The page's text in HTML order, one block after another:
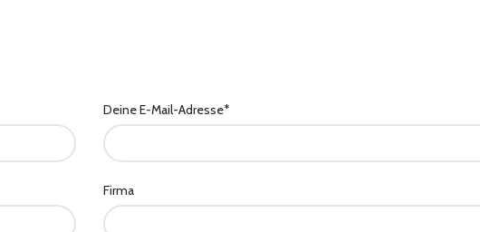
Deine E-Mail-Adresse*
Firma